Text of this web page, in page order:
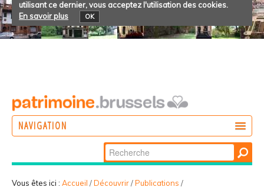
utilisant ce dernier, vous acceptez l'utilisation des cookies.
En savoir plus
OK
NAVIGATION
Chercher par
Recherche
avancée…
Vous êtes ici : Accueil /Découvrir/Publications /